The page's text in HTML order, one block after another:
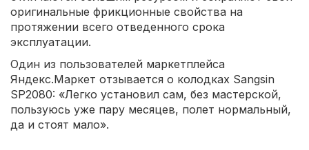
оригинальные фрикционные свойства на
протяжении всего отведенного срока
эксплуатации.
Один из пользователей маркетплейса
Яндекс.Маркет отзывается о колодках Sangsin
SP2080: «Легко установил сам, без мастерской,
пользуюсь уже пару месяцев, полет нормальный,
да и стоят мало».